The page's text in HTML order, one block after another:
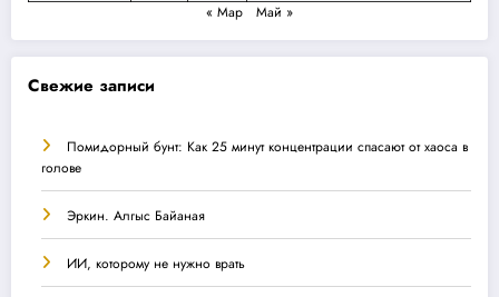
« Мар
Май »
Свежие записи
Помидорный бунт: Как 25 минут концентрации спасают от хаоса в
голове
Эркин. Алгыс Байаная
ИИ, которому не нужно врать